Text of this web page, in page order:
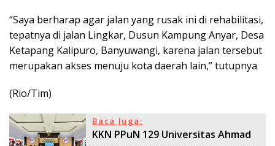
“Saya berharap agar jalan yang rusak ini di rehabilitasi,
tepatnya di jalan Lingkar, Dusun Kampung Anyar, Desa
Ketapang Kalipuro, Banyuwangi, karena jalan tersebut
merupakan akses menuju kota daerah lain,” tutupnya
(Rio/Tim)
Baca Juga:
KKN PPuN 129 Universitas Ahmad